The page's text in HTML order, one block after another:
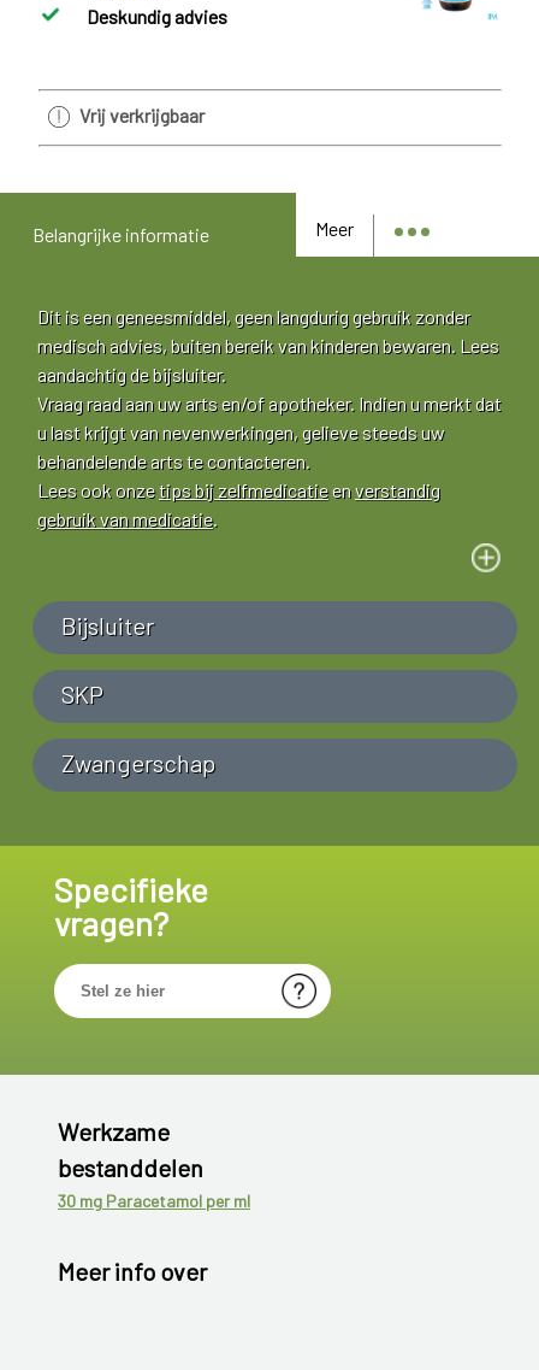
Deskundig advies
Vrij verkrijgbaar
Meer
Belangrijke informatie
Dit is een geneesmiddel, geen langdurig gebruik zonder
medisch advies, buiten bereik van kinderen bewaren. Lees
aandachtig de bijsluiter.
Vraag raad aan uw arts en/of apotheker. Indien u merkt dat
u last krijgt van nevenwerkingen, gelieve steeds uw
behandelende arts te contacteren.
Lees ook onzetips bij zelfmedicatieenverstandig
gebruik van medicatie.
Bijsluiter
SKP
Zwangerschap
Specifieke
vragen?
Werkzame
bestanddelen
30 mg Paracetamol per ml
Meer info over